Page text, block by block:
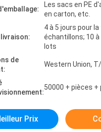
Les sacs en PE
en carton, etc.
livraison:
4 à 5 jours pour
échantillons; 10
lots
de
Western Union,
50000 + pièces +
Prix